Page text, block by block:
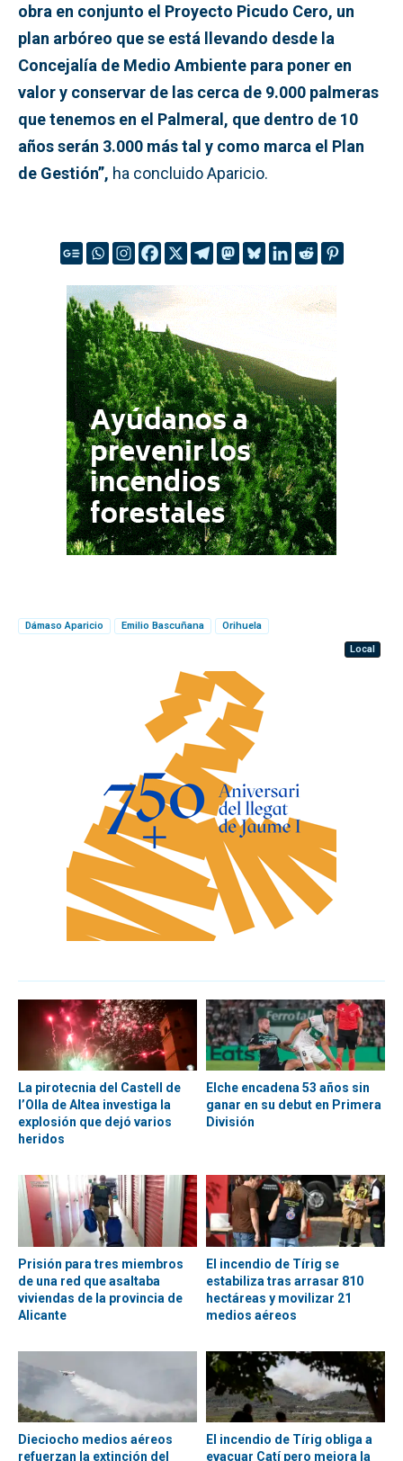
obra en conjunto el Proyecto Picudo Cero, un
plan arbóreo que se está llevando desde la
Concejalía de Medio Ambiente para poner en
valor y conservar de las cerca de 9.000 palmeras
que tenemos en el Palmeral, que dentro de 10
años serán 3.000 más tal y como marca el Plan
de Gestión”, ha concluido Aparicio.
Dámaso Aparicio Emilio Bascuñana
Orihuela
Local
La pirotecnia del Castell de
l’Olla de Altea investiga la
explosión que dejó varios
heridos
Elche encadena 53 años sin
ganar en su debut en Primera
División
Prisión para tres miembros
de una red que asaltaba
viviendas de la provincia de
Alicante
El incendio de Tírig se
estabiliza tras arrasar 810
hectáreas y movilizar 21
medios aéreos
Dieciocho medios aéreos
refuerzan la extinción del
El incendio de Tírig obliga a
evacuar Catí pero mejora la